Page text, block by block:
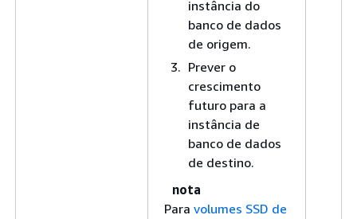
instância do
banco de dados
de origem.
Prever o
crescimento
futuro para a
instância de
banco de dados
de destino.
nota
Para volumes SSD de